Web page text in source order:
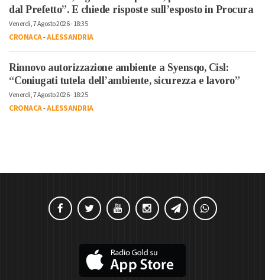
dal Prefetto”. E chiede risposte sull’esposto in Procura
Venerdì, 7 Agosto 2026 - 18:35
CRONACA-ALESSANDRIA
Rinnovo autorizzazione ambiente a Syensqo, Cisl:
“Coniugati tutela dell’ambiente, sicurezza e lavoro”
Venerdì, 7 Agosto 2026 - 18:25
CRONACA-ALESSANDRIA